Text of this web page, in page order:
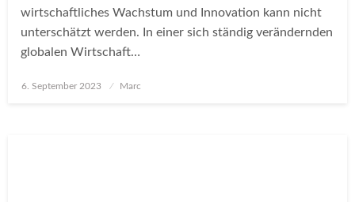
wirtschaftliches Wachstum und Innovation kann nicht
unterschätzt werden. In einer sich ständig verändernden
globalen Wirtschaft…
Posted
6. September 2023 Marc